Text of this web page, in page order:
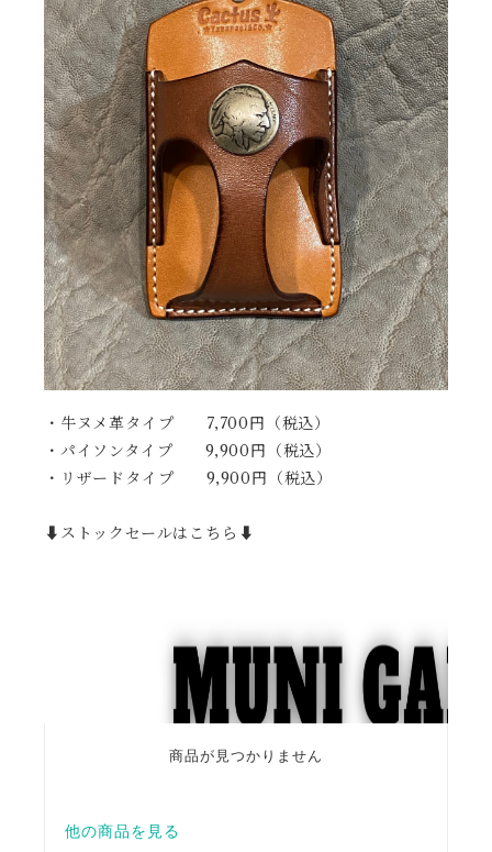
・牛ヌメ革タイプ 7,700円（税込）
・パイソンタイプ 9,900円（税込）
・リザードタイプ 9,900円（税込）
⬇️ストックセールはこちら⬇️